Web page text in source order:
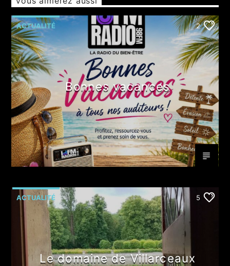
ACTUALITÉ 2
Bonnes vacances
ACTUALITÉ 5
Le domaine de Villarceaux